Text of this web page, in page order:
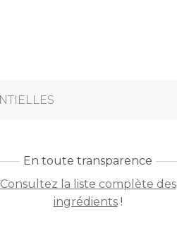
En toute transparence
Consultez la liste complète des
ingrédients!